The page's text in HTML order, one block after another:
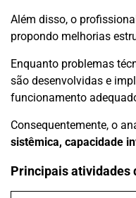
Além disso, o
propondo melhorias
Enquanto problemas
são desenvolvidas e
funcionamento
Consequentemente, o
sistêmica, capacidade
Principais atividades